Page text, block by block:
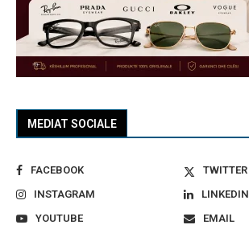
MEDIAT SOCIALE
FACEBOOK
TWITTER
INSTAGRAM
LINKEDIN
YOUTUBE
EMAIL